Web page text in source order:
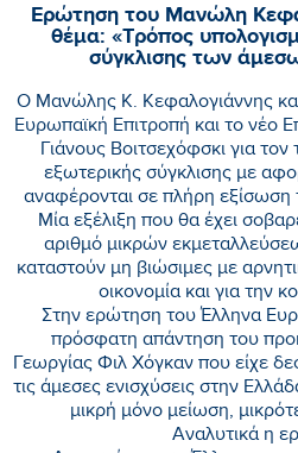
Ερώτηση του Μανώλη
θέμα: «Τρόπος
σύγκλισης των
Ο Μανώλης Κ. Κεφαλογιάννης
Ευρωπαϊκή Επιτροπή και το νέο
Γιάνους Βοιτσεχόφσκι για
εξωτερικής σύγκλισης με
αναφέρονται σε πλήρη
Μία εξέλιξη που θα έχει
αριθμό μικρών
καταστούν μη βιώσιμες με
οικονομία και για την
Στην ερώτηση του Έλληνα
πρόσφατη απάντηση του
Γεωργίας Φιλ Χόγκαν που είχε
τις άμεσες ενισχύσεις στην
μικρή μόνο μείωση,
Αναλυτικά η